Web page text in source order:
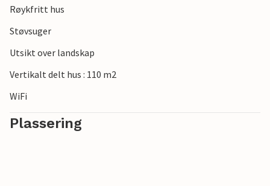
Røykfritt hus
Støvsuger
Utsikt over landskap
Vertikalt delt hus : 110 m2
WiFi
Plassering